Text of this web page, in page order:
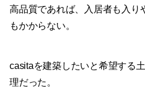
高品質であれば、入居者も入り
もかからない。
casitaを建築したいと希望する
理だった。